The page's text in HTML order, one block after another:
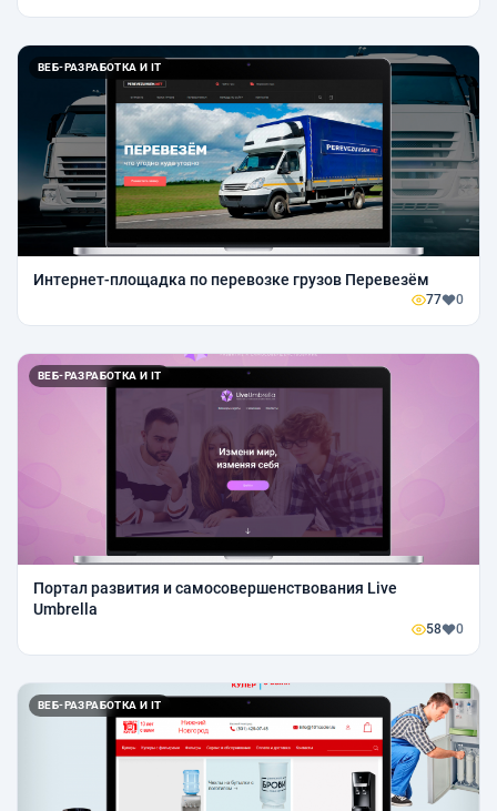
ВЕБ-РАЗРАБОТКА И IT
Интернет-площадка по перевозке грузов Перевезём
77 0
ВЕБ-РАЗРАБОТКА И IT
Портал развития и самосовершенствования Live
Umbrella
58 0
ВЕБ-РАЗРАБОТКА И IT